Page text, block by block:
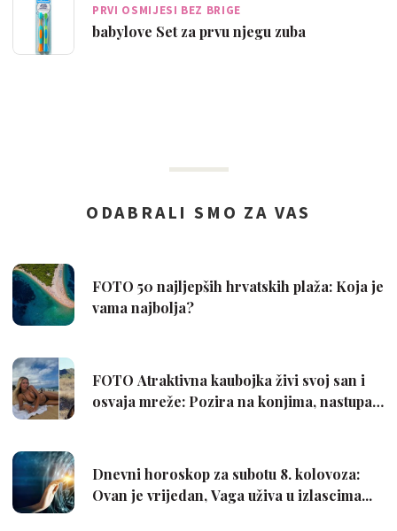
PRVI OSMIJESI BEZ BRIGE
babylove Set za prvu njegu zuba